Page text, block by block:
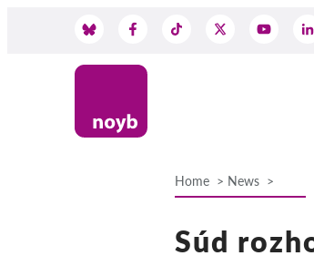
Home News
Súd